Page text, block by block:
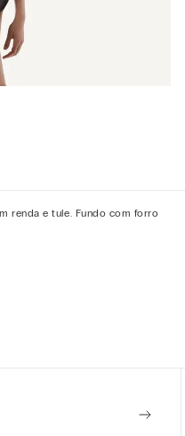
renda e tule. Fundo com forro